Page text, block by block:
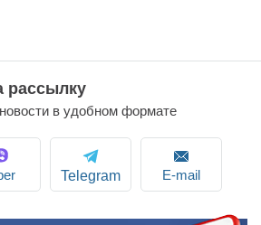
рассылку
в удобном формате
Telegram E-mail